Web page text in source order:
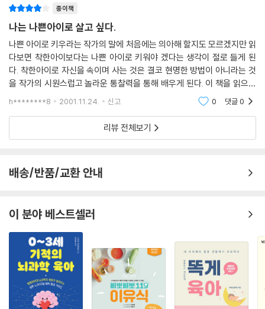
종이책
나는 나쁜아이로 살고 싶다.
나쁜 아이로 키우라는 작가의 말에 처음에는 의아해 할지도 모르겠지만 읽
다보면 착한아이보다는 나쁜 아이로 키워야 겠다는 생각이 절로 들게 된
다. 착한아이로 자신을 속이며 사는 것은 결코 현명한 방법이 아니라는 것
을 작가의 시원스럽고 놀라운 통찰력을 통해 배우게 된다. 이 책을 읽으면
서 나 자신을 많이 되돌아 보았다. 착한이의 가면을 쓰고 살아왔던 시간속
h********8 2001.11.24. 신고 0 댓글0
리뷰 전체보기
배송/반품/교환 안내
이 분야 베스트셀러